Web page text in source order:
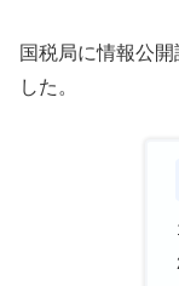
国税局に情報公
した。